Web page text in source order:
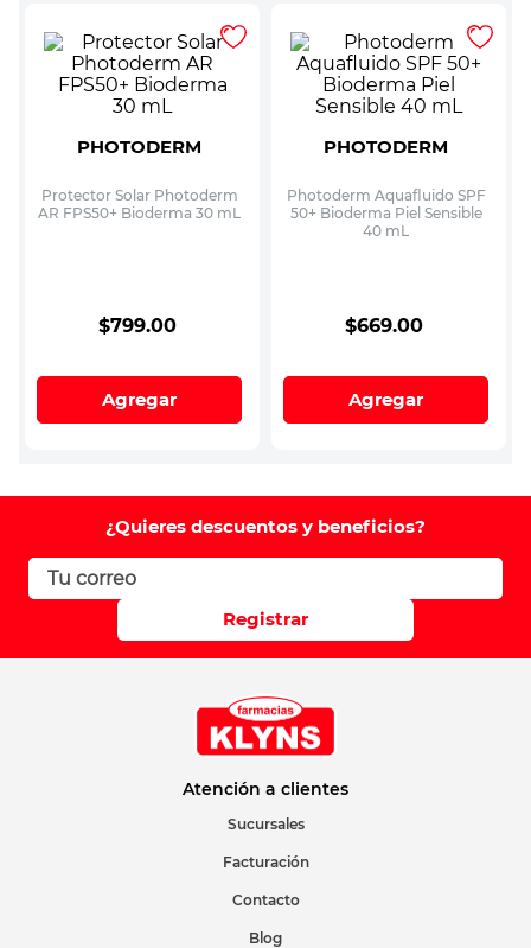
PHOTODERM
Protector Solar Photoderm
AR FPS50+ Bioderma 30 mL
$799.00
Agregar
PHOTODERM
Photoderm Aquafluido SPF
50+ Bioderma Piel Sensible
40 mL
$669.00
Agregar
¿Quieres descuentos y beneficios?
Registrar
Atención a clientes
Sucursales
Facturación
Contacto
Blog